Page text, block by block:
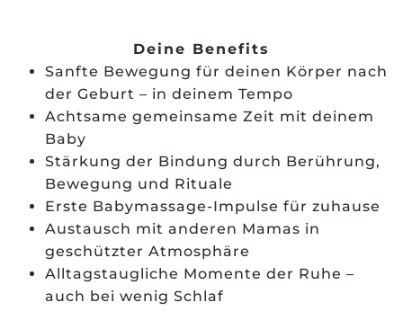
Deine Benefits
Sanfte Bewegung für deinen Körper nach
der Geburt – in deinem Tempo
Achtsame gemeinsame Zeit mit deinem
Baby
Stärkung der Bindung durch Berührung,
Bewegung und Rituale
Erste Babymassage-Impulse für zuhause
Austausch mit anderen Mamas in
geschützter Atmosphäre
Alltagstaugliche Momente der Ruhe –
auch bei wenig Schlaf